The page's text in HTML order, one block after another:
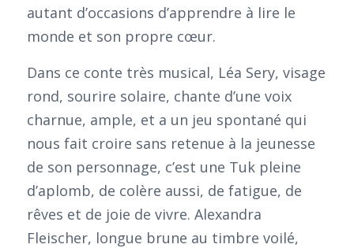
autant d’occasions d’apprendre à lire le
monde et son propre cœur.
Dans ce conte très musical, Léa Sery, visage
rond, sourire solaire, chante d’une voix
charnue, ample, et a un jeu spontané qui
nous fait croire sans retenue à la jeunesse
de son personnage, c’est une Tuk pleine
d’aplomb, de colère aussi, de fatigue, de
rêves et de joie de vivre. Alexandra
Fleischer, longue brune au timbre voilé,